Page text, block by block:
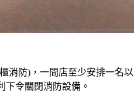
消防)，一間店至少安排一名
下令關閉消防設備。